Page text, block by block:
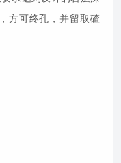
方可终孔，并留取碴